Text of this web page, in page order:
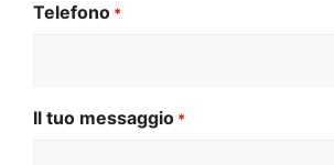
Telefono *
Il tuo messaggio *